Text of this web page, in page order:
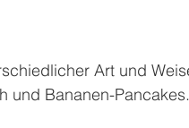
Art und
und Bananen-Pancakes.